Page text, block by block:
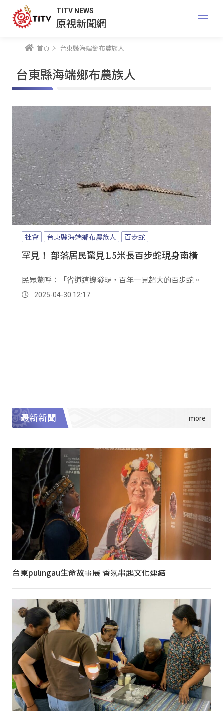
TITV NEWS
原視新聞網
首頁 台東縣海端鄉布農族人
台東縣海端鄉布農族人
社會 台東縣海端鄉布農族人 百步蛇
罕見！ 部落居民驚見1.5米長百步蛇現身南橫
民眾驚呼：「省道這邊發現，百年一見超大的百步蛇。
2025-04-30 12:17
最新新聞
台東pulingau生命故事展 香氛串起文化連結